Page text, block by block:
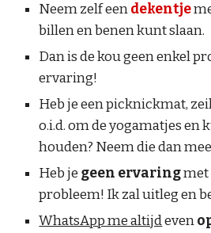
Neem zelf eendekentje
billen en benen kunt slaan.
Dan is de kou geen enkel
ervaring!
Heb je een picknickmat,
o.i.d. om de yogamatjes en
houden? Neem die dan
Heb je geen ervaringmet
probleem! Ik zal uitleg en
WhatsApp me altijdeven